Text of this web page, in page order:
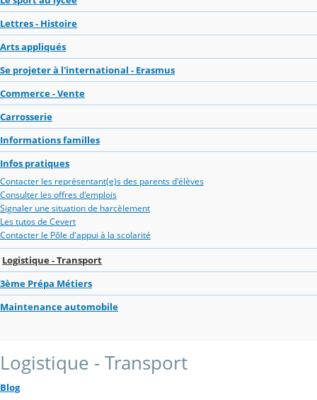
Lettres - Histoire
Arts appliqués
Se projeter à l'international - Erasmus
Commerce - Vente
Carrosserie
Informations familles
Infos pratiques
Contacter les représentant(e)s des parents d'élèves
Consulter les offres d'emplois
Signaler une situation de harcèlement
Les tutos de Cevert
Contacter le Pôle d'appui à la scolarité
Logistique - Transport
3ème Prépa Métiers
Maintenance automobile
Logistique - Transport
Blog